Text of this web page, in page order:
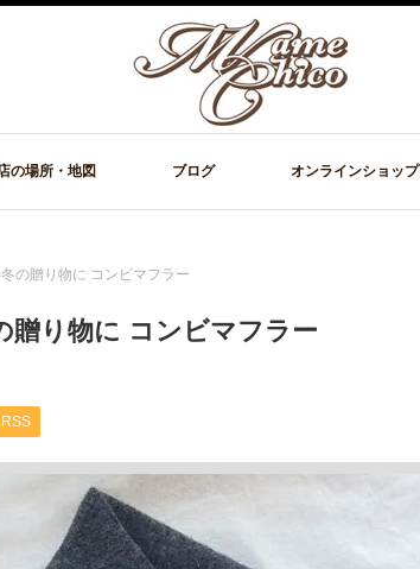
の場所・地図 ブログ オンラインショップ
の贈り物に コンビマフラー
り物に コンビマフラー
RSS